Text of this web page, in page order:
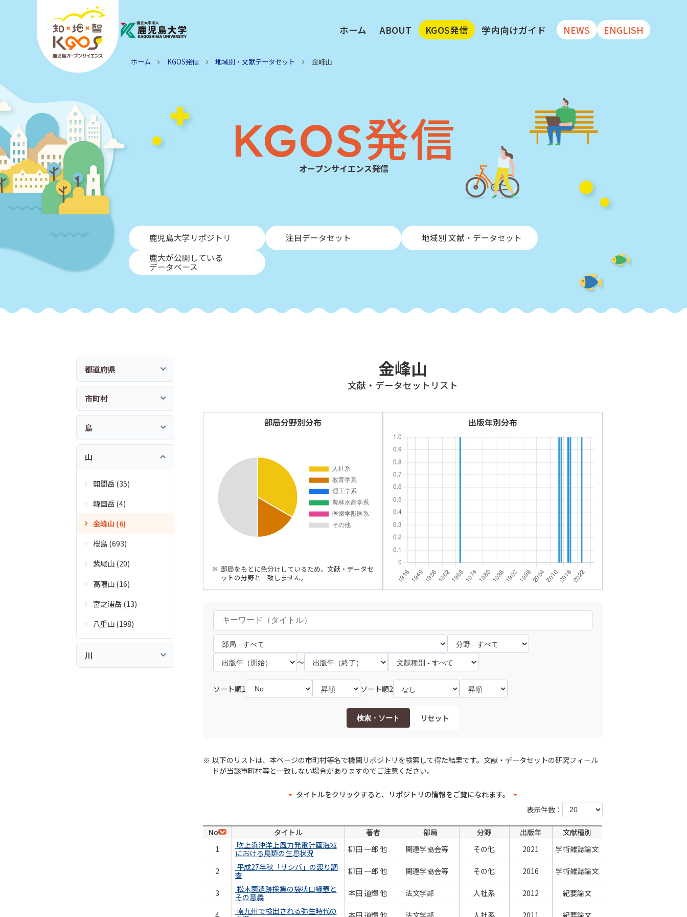
ホーム ABOUT KGOS発信 学内向けガイド NEWS ENGLISH
ホーム KGOS発信 地域別・文献データセット 金峰山
KGOS発信
オープンサイエンス発信
鹿児島大学リポジトリ 注目データセット
地域別 文献・データセット
鹿大が公開している
データベース
金峰山
⽂献・データセットリスト
部局分野別分布
部局をもとに色分けしているため、文献・データセ
ットの分野と一致しません。
出版年別分布
～
ソート順1 ソート順2
検索・ソート リセット
以下のリストは、本ページの市町村等名で機関リポジトリを検索して得た結果です。文献・データセットの研究フィール
ドが当該市町村等と一致しない場合がありますのでご注意ください。
タイトルをクリックすると、リポジトリの情報をご覧になれます。
表示件数：
No タイトル 著者 部局 分野 出版年
文献種別
1
吹上浜沖洋上風力発電計画海域
における鳥類の生息状況
柳田 一郎 他 関連学協会等 その他 2021 学術雑誌論文
2
平成27年秋「サシバ」の渡り調
査
柳田 一郎 他 関連学協会等 その他 2016 学術雑誌論文
3
松木薗遺跡採集の袋状口縁壺と
その意義
本田 道輝 他 法文学部 人社系 2012 紀要論文
4
南九州で検出される弥生時代の
本田 道輝 他 法文学部 人社系 2011 紀要論文
都道府県
市町村
島
山
開聞岳 (35)
韓国岳 (4)
金峰山 (6)
桜島 (693)
紫尾山 (20)
高隈山 (16)
宮之浦岳 (13)
八重山 (198)
川